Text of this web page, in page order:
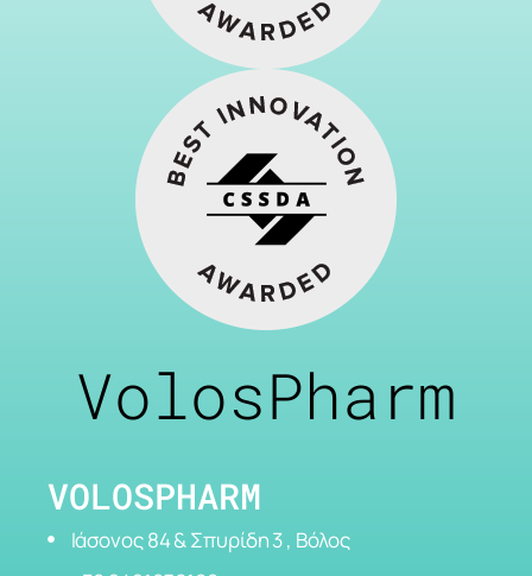
VolosPharm
VOLOSPHARM
Ιάσονος 84 & Σπυρίδη 3 , Βόλος